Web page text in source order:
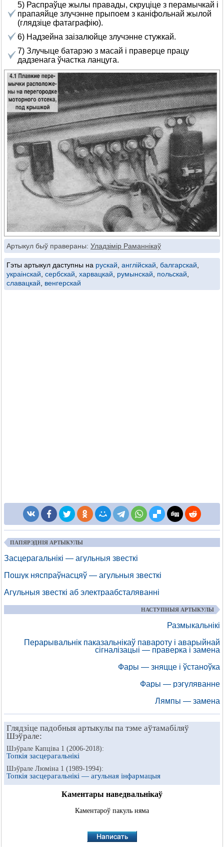
5) Распраўце жылы правады, скруціце з перамычкай і
прапаяйце злучэнне прыпоем з каніфольнай жылой
(глядзіце фатаграфію).
6) Надзейна заізалюйце злучэнне стужкай.
7) Злучыце батарэю з масай і праверце працу
дадзенага ўчастка ланцуга.
Артыкул быў правераны: Уладзімір Раманнікаў
Гэты артыкул даступны на рускай англійскай балгарскай
украінскай сербскай харвацкай румынскай польскай
славацкай
венгерскай
ПАПЯРЭДНІЯ АРТЫКУЛЫ
Засцерагальнікі — агульныя звесткі
Пошук няспраўнасцяў — агульныя звесткі
Агульныя звесткі аб электраабсталяванні
НАСТУПНЫЯ АРТЫКУЛЫ
Размыкальнікі
Перарывальнік паказальнікаў павароту і аварыйнай
сігналізацыі — праверка і замена
Фары — зняцце і ўстаноўка
Фары — рэгуляванне
Лямпы — замена
Глядзіце падобныя артыкулы па тэме аўтамабіляў
Шэўрале:
Шэўрале Капціва 1 (2006-2018):
Топкія засцерагальнікі
Шэўрале Люміна 1 (1989-1994):
Топкія засцерагальнікі — агульная інфармацыя
Каментары наведвальнікаў
Каментароў пакуль няма